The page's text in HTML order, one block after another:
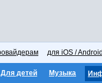
для iOS /
Для детей Музыка